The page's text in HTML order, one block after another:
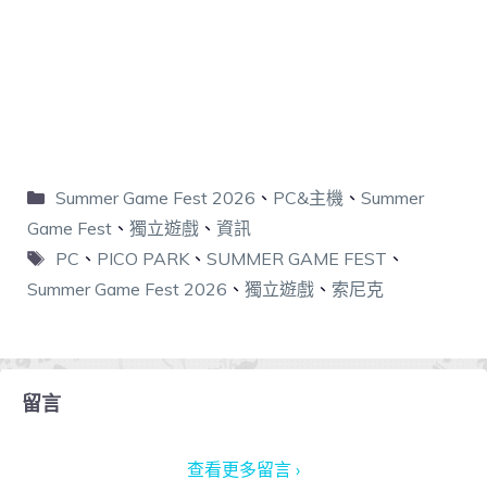
Summer Game Fest 2026 、 PC&主機、 Summer
Game Fest 、 獨立遊戲 、 資訊
PC 、 PICO PARK、 SUMMER GAME FEST 、
Summer Game Fest 2026 、 獨立遊戲 、 索尼克
留言
查看更多留言 ›